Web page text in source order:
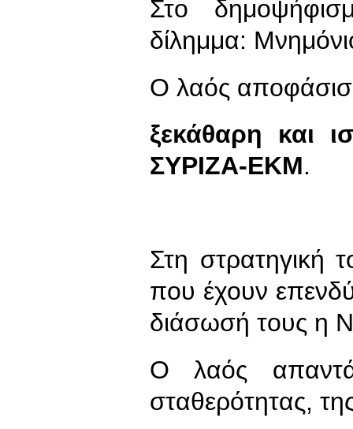
Στο
δίλημμα:
Ο λαός
ξεκάθαρη και
ΣΥΡΙΖΑ-ΕΚΜ.
Στη στρατηγική
που έχουν
διάσωσή τους η
Ο λαός
σταθερότητας,